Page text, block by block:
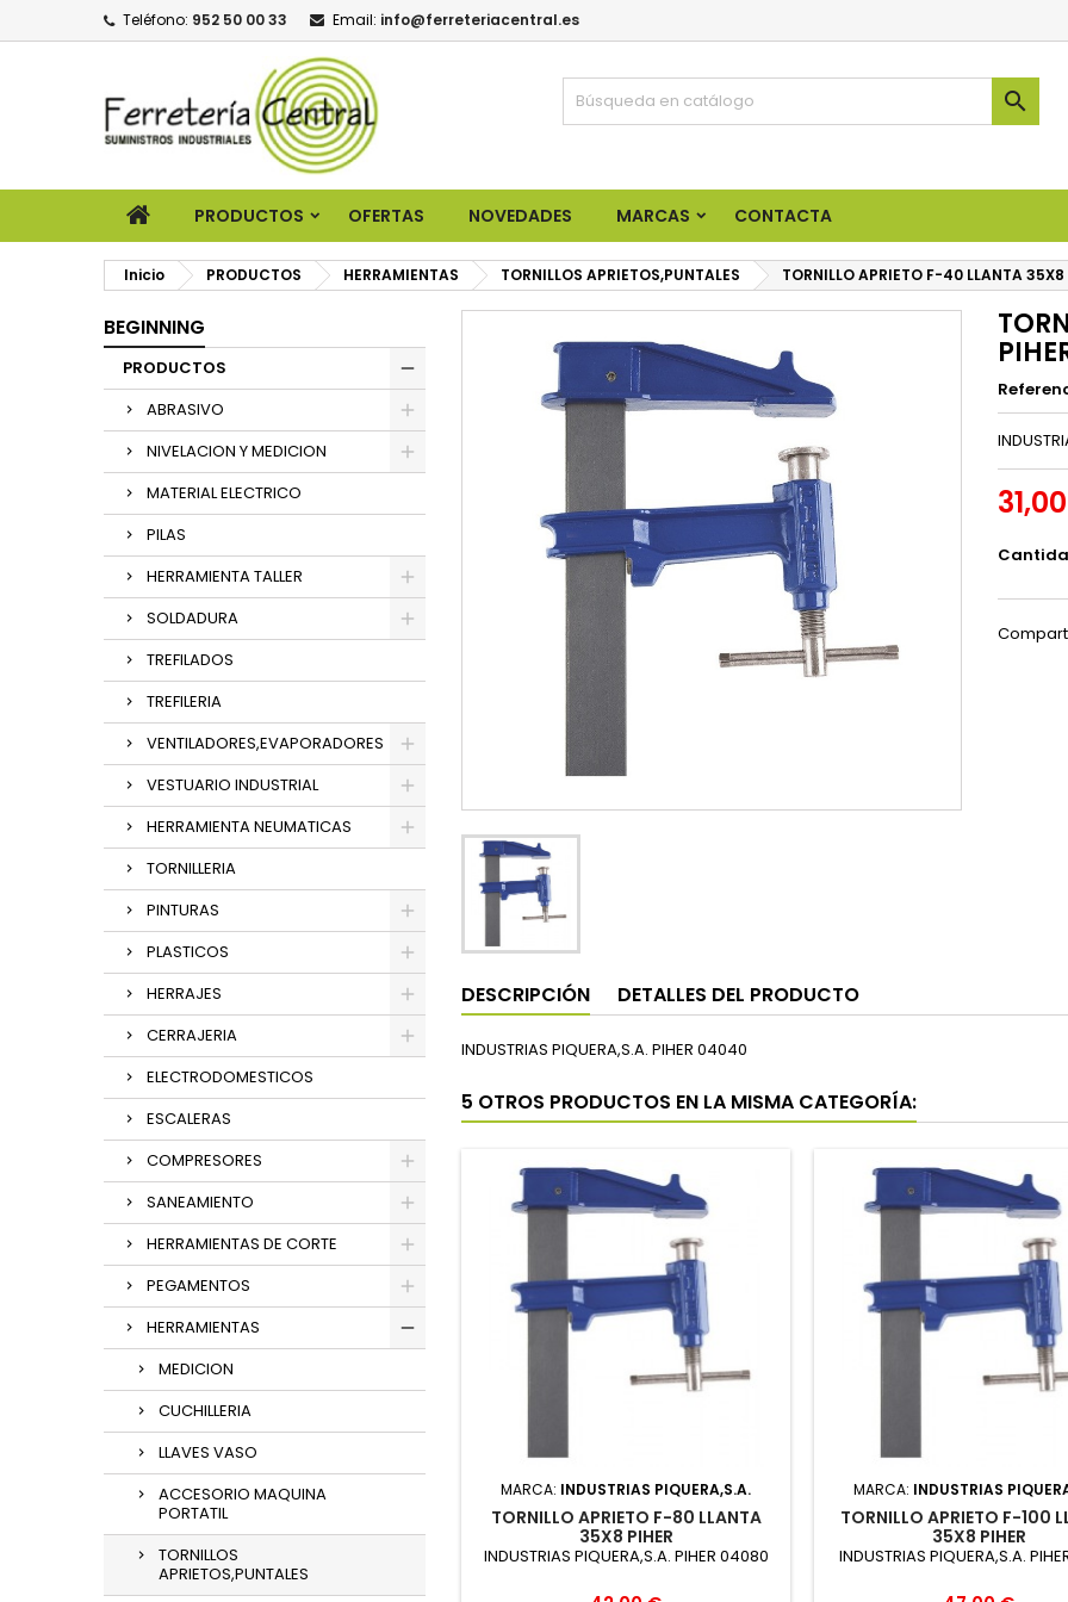
Teléfono: 952 50 00 33 Email: info@ferreteriacentral.es

PRODUCTOS OFERTAS NOVEDADES MARCAS CONTACTA
Inicio PRODUCTOS HERRAMIENTAS TORNILLOS APRIETOS,PUNTALES TORNILLO APRIETO F-40 LLANTA 35X8
BEGINNING
PRODUCTOS
ABRASIVO
NIVELACION Y MEDICION
MATERIAL ELECTRICO
PILAS
HERRAMIENTA TALLER
SOLDADURA
TREFILADOS
TREFILERIA
VENTILADORES,EVAPORADORES
VESTUARIO INDUSTRIAL
HERRAMIENTA NEUMATICAS
TORNILLERIA
PINTURAS
PLASTICOS
HERRAJES
CERRAJERIA
ELECTRODOMESTICOS
ESCALERAS
COMPRESORES
SANEAMIENTO
HERRAMIENTAS DE CORTE
PEGAMENTOS
HERRAMIENTAS
MEDICION
CUCHILLERIA
LLAVES VASO
ACCESORIO MAQUINA
PORTATIL
TORNILLOS
APRIETOS,PUNTALES
DESCRIPCIÓN DETALLES DEL PRODUCTO
INDUSTRIAS PIQUERA,S.A. PIHER 04040
5 OTROS PRODUCTOS EN LA MISMA CATEGORÍA:
MARCA: INDUSTRIAS PIQUERA,S.A.
TORNILLO APRIETO F-80 LLANTA
35X8 PIHER
INDUSTRIAS PIQUERA,S.A. PIHER 04080
MARCA: INDUSTRIAS
TORNILLO APRIETO F-100
35X8 PIHER
INDUSTRIAS PIQUERA,S.A.